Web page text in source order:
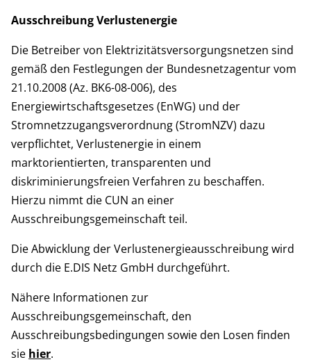
Ausschreibung Verlustenergie
Die Betreiber von Elektrizitätsversorgungsnetzen sind
gemäß den Festlegungen der Bundesnetzagentur vom
21.10.2008 (Az. BK6-08-006), des
Energiewirtschaftsgesetzes (EnWG) und der
Stromnetzzugangsverordnung (StromNZV) dazu
verpflichtet, Verlustenergie in einem
marktorientierten, transparenten und
diskriminierungsfreien Verfahren zu beschaffen.
Hierzu nimmt die CUN an einer
Ausschreibungsgemeinschaft teil.
Die Abwicklung der Verlustenergieausschreibung wird
durch die E.DIS Netz GmbH durchgeführt.
Nähere Informationen zur
Ausschreibungsgemeinschaft, den
Ausschreibungsbedingungen sowie den Losen finden
sie hier.